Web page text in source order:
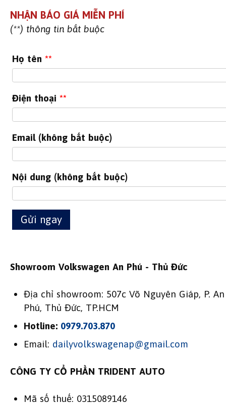
NHẬN BÁO GIÁ MIỄN PHÍ
(**) thông tin bắt buộc
Họ tên**
Điện thoại**
Email (không bắt buộc)
Nội dung (không bắt buộc)
Gửi ngay
Showroom Volkswagen An Phú - Thủ Đức
Địa chỉ showroom: 507c Võ Nguyên Giáp, P. An
Phú, Thủ Đức, TP.HCM
Hotline: 0979.703.870
Email: dailyvolkswagenap@gmail.com
CÔNG TY CỔ PHẦN TRIDENT AUTO
Mã số thuế: 0315089146